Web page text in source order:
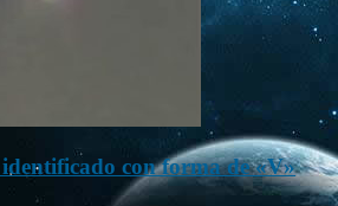
con forma de «V»